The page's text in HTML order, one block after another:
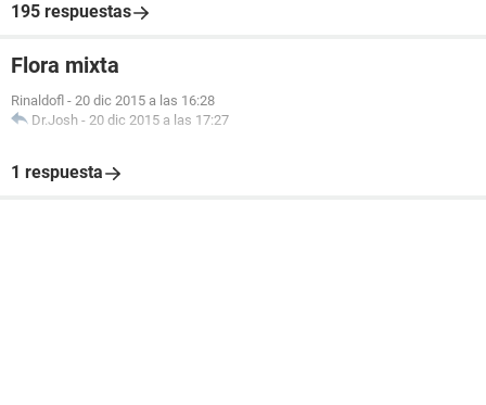
195 respuestas
Flora mixta
Rinaldofl - 20 dic 2015 a las 16:28
Dr.Josh - 20 dic 2015 a las 17:27
1 respuesta